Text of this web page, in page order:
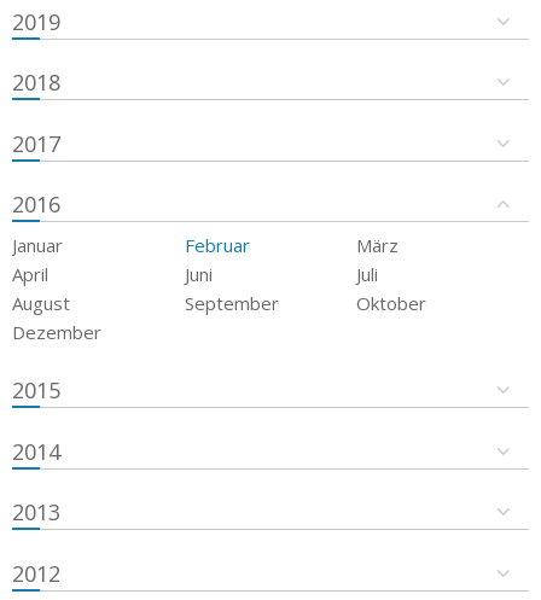
2019
2018
2017
2016
Januar Februar
März
April
Juni
Juli
August
September
Oktober
Dezember
2015
2014
2013
2012